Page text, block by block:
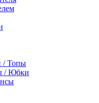
/ Топы
/ Юбки